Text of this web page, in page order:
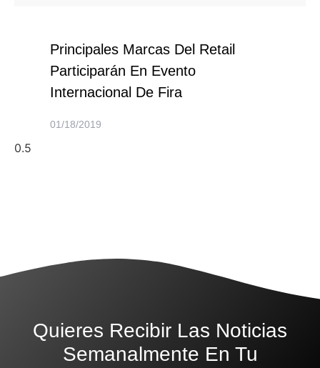
Principales Marcas Del Retail
Participarán En Evento
Internacional De Fira
01/18/2019
Quieres Recibir Las Noticias
Semanalmente En Tu